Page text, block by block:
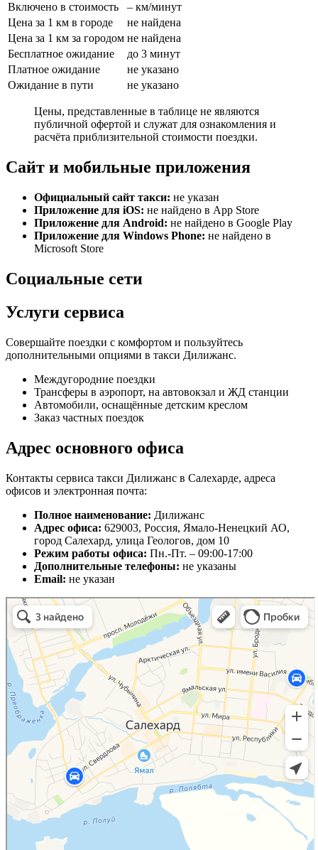
Включено в стоимость
– км/минут
Цена за 1 км в городе
не найдена
Цена за 1 км за городом не найдена
Бесплатное ожидание
до 3 минут
Платное ожидание
не указано
Ожидание в пути
не указано
Цены, представленные в таблице не являются
публичной офертой и служат для ознакомления и
расчёта приблизительной стоимости поездки.
Сайт и мобильные приложения
Официальный сайт такси: не указан
Приложение для iOS: не найдено в App Store
Приложение для Android: не найдено в Google Play
Приложение для Windows Phone: не найдено в
Microsoft Store
Социальные сети
Услуги сервиса
Совершайте поездки с комфортом и пользуйтесь
дополнительными опциями в такси Дилижанс.
Междугородние поездки
Трансферы в аэропорт, на автовокзал и ЖД станции
Автомобили, оснащённые детским креслом
Заказ частных поездок
Адрес основного офиса
Контакты сервиса такси Дилижанс в Салехарде, адреса
офисов и электронная почта:
Полное наименование: Дилижанс
Адрес офиса: 629003, Россия, Ямало-Ненецкий АО,
город Салехард, улица Геологов, дом 10
Режим работы офиса: Пн.-Пт. – 09:00-17:00
Дополнительные телефоны: не указаны
Email: не указан